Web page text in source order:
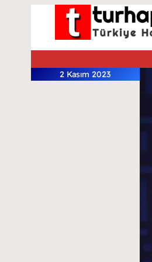
2 Kasım 2023